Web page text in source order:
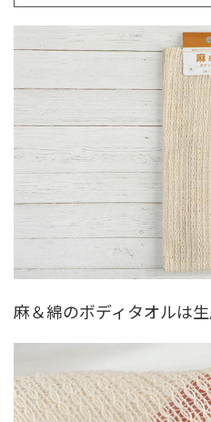
麻＆綿のボディタオルは生